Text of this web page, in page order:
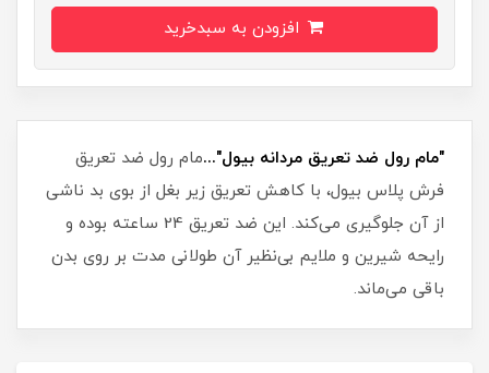
"مام رول ضد تعریق مردانه بیول"...مام رول ضد تعریق
فرش پلاس بیول، با کاهش تعریق زیر بغل از بوی بد ناشی
از آن جلوگیری می‌کند. این ضد تعریق 24 ساعته بوده و
رایحه شیرین و ملایم بی‌نظیر آن طولانی مدت بر روی بدن
باقی می‌ماند.